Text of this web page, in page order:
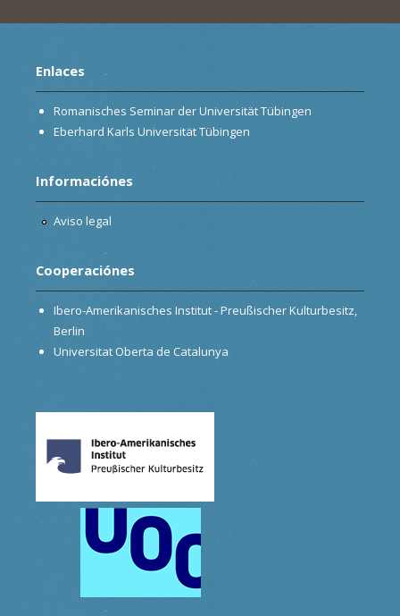
Enlaces
Romanisches Seminar der Universität Tübingen
Eberhard Karls Universität Tübingen
Informaciónes
Aviso legal
Cooperaciónes
Ibero-Amerikanisches Institut - Preußischer Kulturbesitz,
Berlin
Universitat Oberta de Catalunya